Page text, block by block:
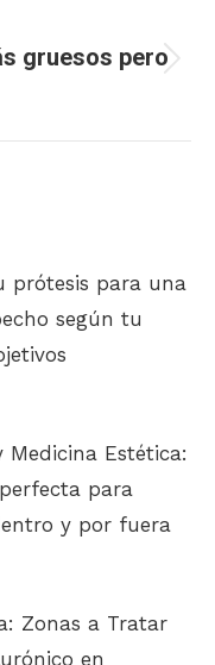
gruesos pero
prótesis para una
según tu
Medicina Estética:
para
y por fuera
Zonas a Tratar
en